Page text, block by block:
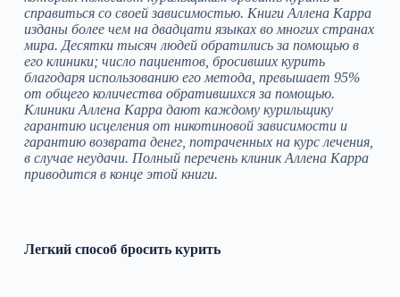
справиться со своей зависимостью. Книги Аллена Карра
изданы более чем на двадцати языках во многих странах
мира. Десятки тысяч людей обратились за помощью в
его клиники; число пациентов, бросивших курить
благодаря использованию его метода, превышает 95%
от общего количества обратившихся за помощью.
Клиники Аллена Карра дают каждому курильщику
гарантию исцеления от никотиновой зависимости и
гарантию возврата денег, потраченных на курс лечения,
в случае неудачи. Полный перечень клиник Аллена Карра
приводится в конце этой книги.
Легкий способ бросить курить